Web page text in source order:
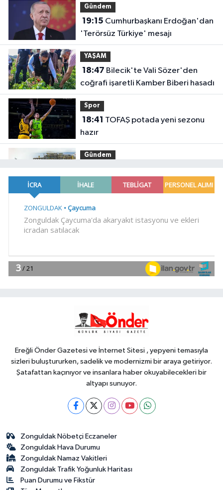
Gündem
19:15
'Terörsüz Türkiye' mesajı
YAŞAM
18:47
coğrafi işaretli Kamber Biberi hasadı
Spor
18:41
hazır
Gündem
Eylül'de göreve başlayacak...
Gabar'da günlük petrol üretimi 83
bin 200 varile ulaştı
YAŞAM
18:30Trabzonspor'a büyük destek
18:23'Bu Kampta Hayat Var'
projesi özel bireylere yaz tatili
ediliyor
Ereğli Önder Gazetesi ve İnternet Sitesi , yepyeni temasıyla
sizleri buluştururken, sadelik ve modernizmi bir araya getiriyor.
Şatafattan kaçınıyor ve insanlara haber okuyabilecekleri bir
altyapı sunuyor.
Zonguldak Nöbetçi Eczaneler
Zonguldak Hava Durumu
Zonguldak Namaz Vakitleri
Zonguldak Trafik Yoğunluk Haritası
Puan Durumu ve Fikstür